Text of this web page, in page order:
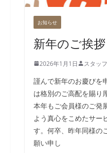
お知らせ
新年のご挨拶
2026年1月1日 スタッフ
謹んで新年のお慶びを
は格別のご高配を賜り
本年もご会員様のご発
よう真心をこめたサー
す。何卒、昨年同様の
願い申し